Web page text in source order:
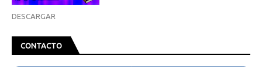
DESCARGAR
CONTACTO